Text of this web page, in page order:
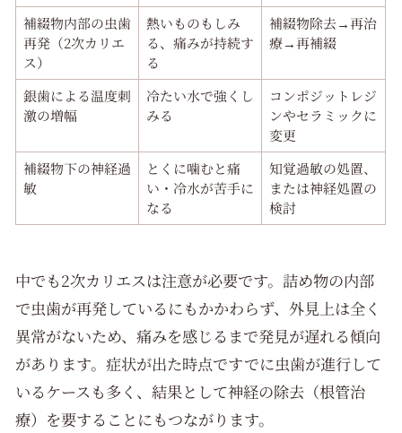
補綴物内部の虫歯
再発（2次カリエ
ス）
熱いものもしみ
る、痛みが持続す
る
補綴物除去→再治
療→再補綴
銀歯による温度刺
激の増幅
冷たい水で強くし
みる
コンポジットレジ
ンやセラミックに
変更
補綴物下の神経過
敏
とくに噛むと痛
い・冷水が苦手に
なる
知覚過敏の処置、
または神経処置の
検討
中でも2次カリエスは注意が必要です。詰め物の内部
で虫歯が再発しているにもかかわらず、外見上は全く
異常がないため、痛みを感じるまで発見が遅れる傾向
があります。症状が出た時点ですでに虫歯が進行して
いるケースも多く、結果として神経の除去（根管治
療）を要することにもつながります。